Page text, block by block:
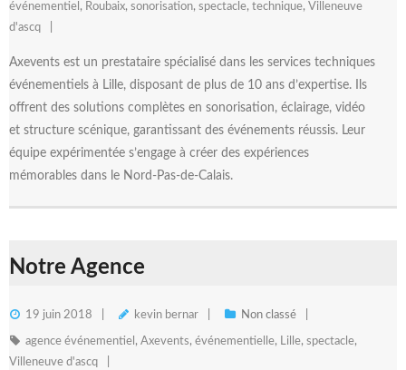
événementiel , Roubaix, sonorisation, spectacle, technique, Villeneuve
d'ascq
Axevents est un prestataire spécialisé dans les services techniques
événementiels à Lille, disposant de plus de 10 ans d’expertise. Ils
offrent des solutions complètes en sonorisation, éclairage, vidéo
et structure scénique, garantissant des événements réussis. Leur
équipe expérimentée s’engage à créer des expériences
mémorables dans le Nord-Pas-de-Calais.
Notre Agence
19 juin 2018 kevin bernar Non classé
agence événementiel , Axevents, événementielle, Lille, spectacle,
Villeneuve d'ascq